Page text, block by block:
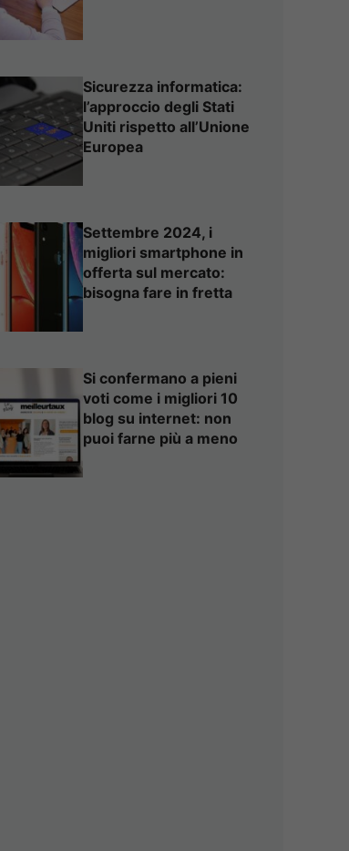
Sicurezza informatica:
l’approccio degli Stati
Uniti rispetto all’Unione
Europea
Settembre 2024, i
migliori smartphone in
offerta sul mercato:
bisogna fare in fretta
Si confermano a pieni
voti come i migliori 10
blog su internet: non
puoi farne più a meno